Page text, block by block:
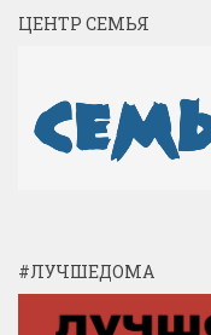
ЦЕНТР СЕМЬЯ
#ЛУЧШЕДОМА